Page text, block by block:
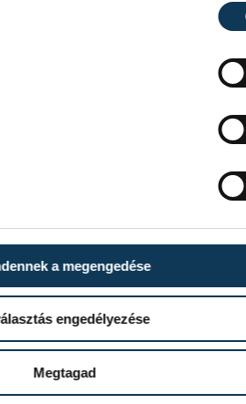
a megengedése
engedélyezése
Megtagad
ifjúsági Eb:
ifjúsági kézilabda-válogatott
korosztályos
35-31-re kikapott
helyosztón.